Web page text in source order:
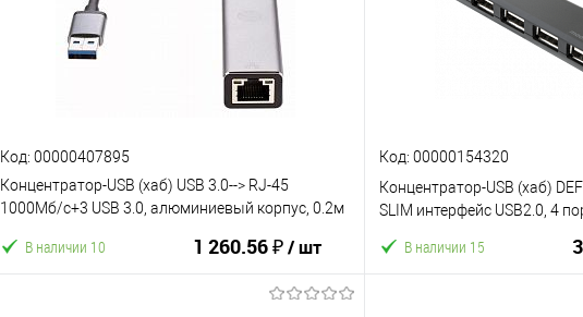
Код: 00000407895
Концентратор-USB (хаб) USB 3.0--> RJ-45
1000Мб/с+3 USB 3.0, алюминиевый корпус, 0.2м
1 260.56 ₽/ шт
В наличии 10
Код: 00000154320
Концентратор-USB (хаб)
SLIM интерфейс USB2.0, 4
В наличии 15